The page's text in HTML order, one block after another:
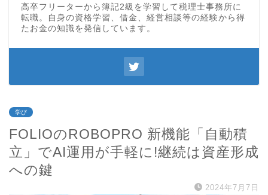
高卒フリーターから簿記2級を学習して税理士事務所に
転職。自身の資格学習、借金、経営相談等の経験から得
たお金の知識を発信しています。
学び
FOLIOのROBOPRO 新機能「自動積
立」でAI運用が手軽に!継続は資産形成
への鍵
2024年7月7日